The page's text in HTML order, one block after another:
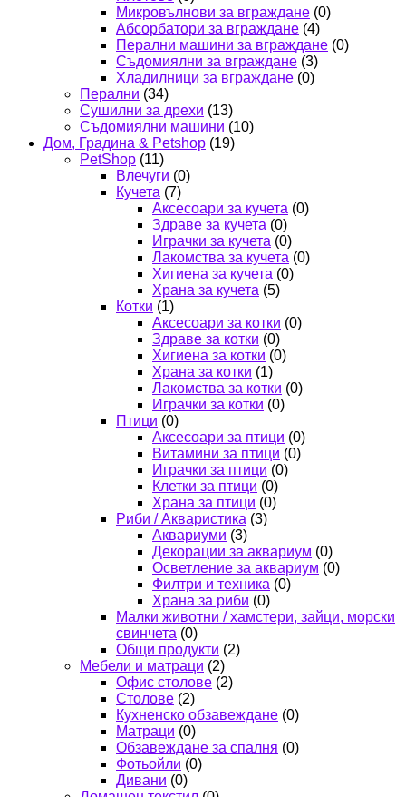
Микровълнови за вграждане (0)
Абсорбатори за вграждане (4)
Перални машини за вграждане (0)
Съдомиялни за вграждане (3)
Хладилници за вграждане (0)
Перални (34)
Сушилни за дрехи (13)
Съдомиялни машини (10)
Дом, Градина & Petshop (19)
PetShop (11)
Влечуги (0)
Кучета (7)
Аксесоари за кучета (0)
Здраве за кучета (0)
Играчки за кучета (0)
Лакомства за кучета (0)
Хигиена за кучета (0)
Храна за кучета (5)
Котки (1)
Аксесоари за котки (0)
Здраве за котки (0)
Хигиена за котки (0)
Храна за котки (1)
Лакомства за котки (0)
Играчки за котки (0)
Птици (0)
Аксесоари за птици (0)
Витамини за птици (0)
Играчки за птици (0)
Клетки за птици (0)
Храна за птици (0)
Риби / Акваристика (3)
Аквариуми (3)
Декорации за аквариум (0)
Осветление за аквариум (0)
Филтри и техника (0)
Храна за риби (0)
Малки животни / хамстери, зайци, морски
свинчета (0)
Общи продукти (2)
Мебели и матраци (2)
Офис столове (2)
Столове (2)
Кухненско обзавеждане (0)
Матраци (0)
Обзавеждане за спалня (0)
Фотьойли (0)
Дивани (0)